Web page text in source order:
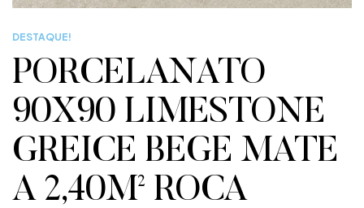
DESTAQUE!
PORCELANATO
90X90 LIMESTONE
GREICE BEGE MATE
A 2,40M² ROCA